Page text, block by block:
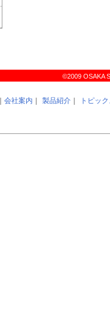
©2009 OSAKA
会社案内 製品紹介 トピッ